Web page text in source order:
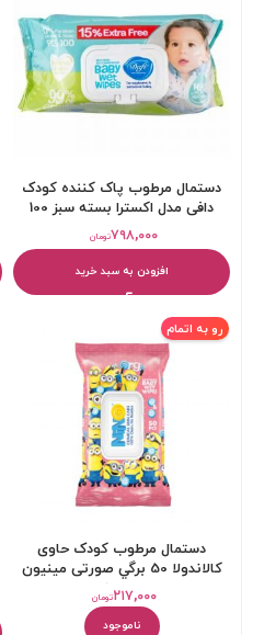
دستمال مرطوب پاک کننده کودک
دافی مدل اکسترا بسته سبز 100
عددیتومان۷۹۸,۰۰۰
افزودن به سبد خرید
رو به اتمام
دستمال مرطوب کودک حاوی
کالاندولا 50 برگي صورتی مینیون
درب دار نینو
تومان۲۱۷,۰۰۰
ناموجود